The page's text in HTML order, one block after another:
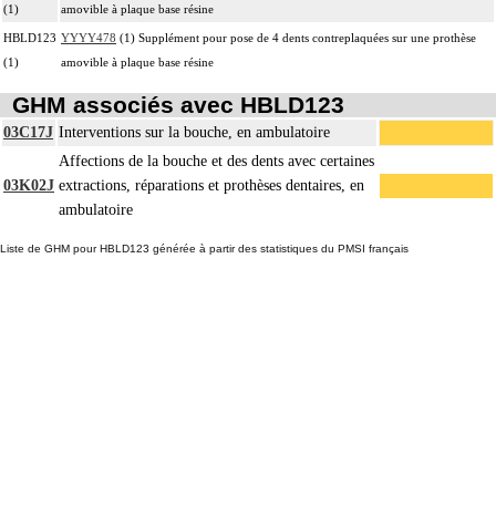
(1)
amovible à plaque base résine
HBLD123
(1)
YYYY478 (1) Supplément pour pose de 4 dents contreplaquées sur une prothèse
amovible à plaque base résine
GHM associés avec HBLD123
03C17J Interventions sur la bouche, en ambulatoire
03K02J
Affections de la bouche et des dents avec certaines
extractions, réparations et prothèses dentaires, en
ambulatoire
Liste de GHM pour HBLD123 générée à partir des statistiques du PMSI français